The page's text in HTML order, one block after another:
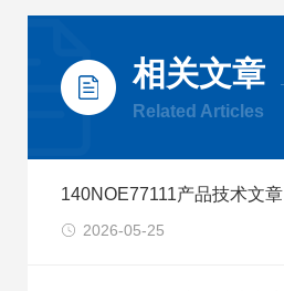
相关文章
Related Articles
140NOE77111产品技术文章
2026-05-25